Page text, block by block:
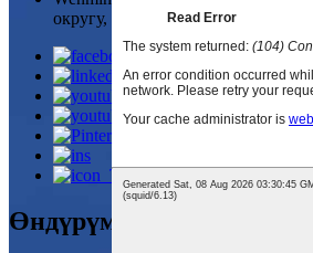
округу, Канчжоу шаары, Хэбэй
Өндүрүм тизмеси